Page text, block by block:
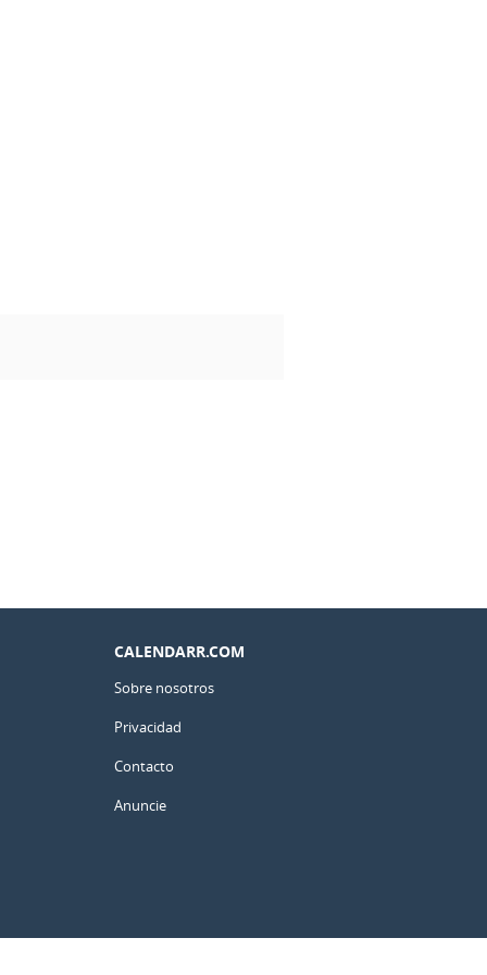
CALENDARR.COM
Sobre nosotros
Privacidad
Contacto
Anuncie